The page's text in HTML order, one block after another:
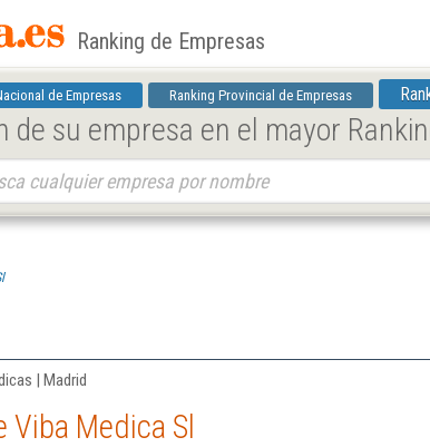
Ranking de Empresas
de Empresas Ranking Provincial de Empresas
de su empresa en el mayor
| Madrid
Viba Medica Sl